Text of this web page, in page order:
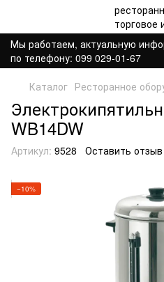
Мы работаем, актуальную
по телефону: 099 029-01-67
Каталог Ресторанное
WB14DW
Артикул: 9528 Оставить отзыв
−10%